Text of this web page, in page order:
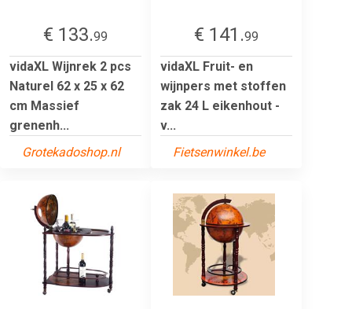
€ 133.99
vidaXL Wijnrek 2 pcs
Naturel 62 x 25 x 62
cm Massief
grenenh...
Grotekadoshop.nl
€ 141.99
vidaXL Fruit- en
wijnpers met stoffen
zak 24 L eikenhout -
v...
Fietsenwinkel.be